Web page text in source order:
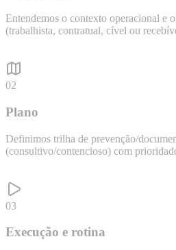
Entendemos o contexto operacional e
(trabalhista, contratual, cível ou
02
Plano
Definimos trilha de prevenção/
(consultivo/contencioso) com
03
Execução e rotina